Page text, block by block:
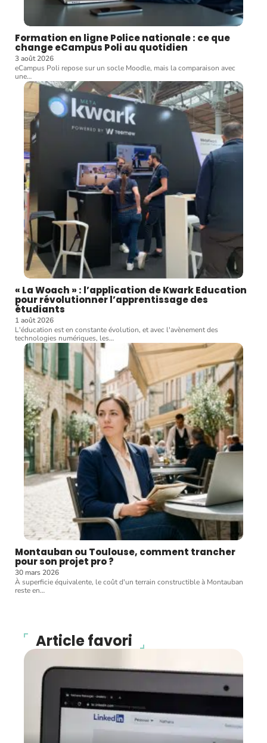
Formation en ligne Police nationale : ce que
change eCampus Poli au quotidien
3 août 2026
eCampus Poli repose sur un socle Moodle, mais la comparaison avec
une…
« La Woach » : l’application de Kwark Education
pour révolutionner l’apprentissage des
étudiants
1 août 2026
L'éducation est en constante évolution, et avec l'avènement des
technologies numériques, les…
Montauban ou Toulouse, comment trancher
pour son projet pro ?
30 mars 2026
À superficie équivalente, le coût d'un terrain constructible à Montauban
reste en…
Article favori